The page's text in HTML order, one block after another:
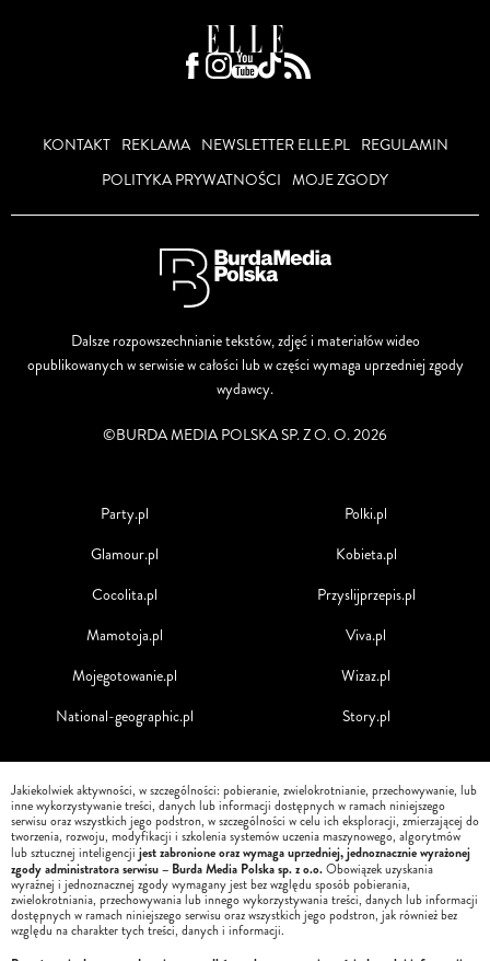
KONTAKT REKLAMA NEWSLETTER ELLE.PL
REGULAMIN
POLITYKA PRYWATNOŚCI MOJE ZGODY
Dalsze rozpowszechnianie tekstów, zdjęć i materiałów wideo
opublikowanych w serwisie w całości lub w części wymaga uprzedniej zgody
wydawcy.
©BURDA MEDIA POLSKA SP. Z O. O. 2026
Party.pl
Glamour.pl
Cocolita.pl
Mamotoja.pl
Mojegotowanie.pl
National-geographic.pl
Polki.pl
Kobieta.pl
Przyslijprzepis.pl
Viva.pl
Wizaz.pl
Story.pl
Jakiekolwiek aktywności, w szczególności: pobieranie, zwielokrotnianie, przechowywanie, lub
inne wykorzystywanie treści, danych lub informacji dostępnych w ramach niniejszego
serwisu oraz wszystkich jego podstron, w szczególności w celu ich eksploracji, zmierzającej do
tworzenia, rozwoju, modyfikacji i szkolenia systemów uczenia maszynowego, algorytmów
lub sztucznej inteligencji jest zabronione oraz wymaga uprzedniej, jednoznacznie wyrażonej
zgody administratora serwisu – Burda Media Polska sp. z o.o.Obowiązek uzyskania
wyraźnej i jednoznacznej zgody wymagany jest bez względu sposób pobierania,
zwielokrotniania, przechowywania lub innego wykorzystywania treści, danych lub informacji
dostępnych w ramach niniejszego serwisu oraz wszystkich jego podstron, jak również bez
względu na charakter tych treści, danych i informacji.